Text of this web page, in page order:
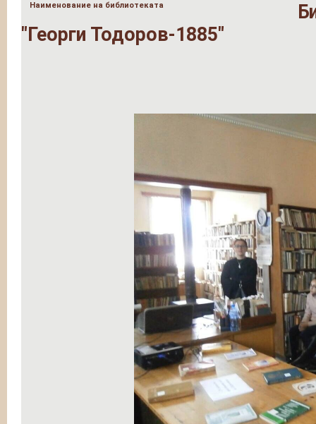
Наименование на библиотеката
"Георги Тодоров-1885"